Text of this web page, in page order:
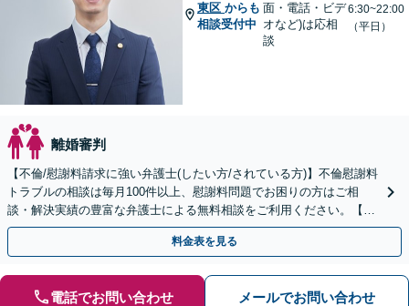
東区 からも
相談受付中
面・電話・ビデ
オなど)は応相
談
6:30~22:00
（平日）
離婚審判
【不倫/慰謝料請求に強い弁護士(したい方/されている方)】不倫慰謝料
トラブルの相談は毎月100件以上、慰謝料問題でお困りの方はご相
談・解決実績の豊富な弁護士による無料相談をご利用ください。【不
倫相談は初回0円】【全国対応】
料金表を見る
電話でお問い合わせ メールでお問い合わせ